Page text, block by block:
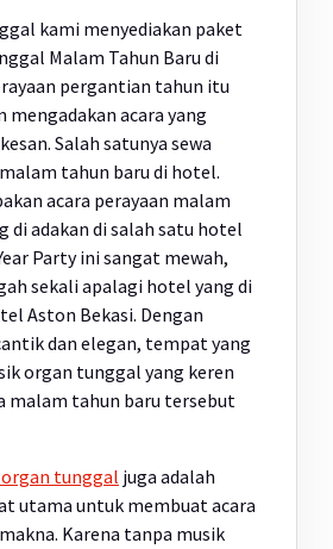
kami menyediakan paket
Malam Tahun Baru di
pergantian tahun itu
mengadakan acara yang
Salah satunya sewa
tahun baru di hotel.
acara perayaan malam
di adakan di salah satu hotel
Party ini sangat mewah,
sekali apalagi hotel yang di
Aston Bekasi. Dengan
dan elegan, tempat yang
organ tunggal yang keren
malam tahun baru tersebut
organ tunggal juga adalah
utama untuk membuat acara
Karena tanpa musik